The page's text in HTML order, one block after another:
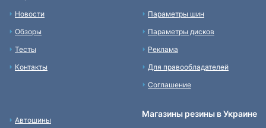
Новости
Обзоры
Тесты
Контакты
Параметры шин
Параметры дисков
Реклама
Для правообладателей
Соглашение
Автошины
Магазины резины в Украине